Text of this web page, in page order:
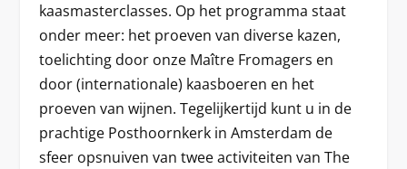
kaasmasterclasses. Op het programma staat
onder meer: het proeven van diverse kazen,
toelichting door onze Maître Fromagers en
door (internationale) kaasboeren en het
proeven van wijnen. Tegelijkertijd kunt u in de
prachtige Posthoornkerk in Amsterdam de
sfeer opsnuiven van twee activiteiten van The